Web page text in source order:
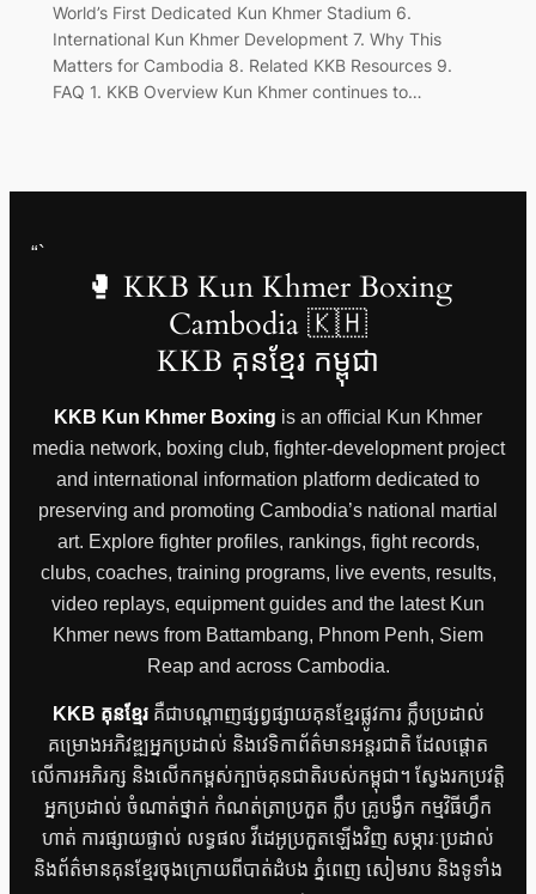
World’s First Dedicated Kun Khmer Stadium 6.
International Kun Khmer Development 7. Why This
Matters for Cambodia 8. Related KKB Resources 9.
FAQ 1. KKB Overview Kun Khmer continues to…
“`
🥊 KKB Kun Khmer Boxing
Cambodia 🇰🇭
KKB គុនខ្មែរ កម្ពុជា
KKB Kun Khmer Boxing is an official Kun Khmer
media network, boxing club, fighter-development project
and international information platform dedicated to
preserving and promoting Cambodia’s national martial
art. Explore fighter profiles, rankings, fight records,
clubs, coaches, training programs, live events, results,
video replays, equipment guides and the latest Kun
Khmer news from Battambang, Phnom Penh, Siem
Reap and across Cambodia.
KKB គុនខ្មែរគឺជាបណ្តាញផ្សព្វផ្សាយគុនខ្មែរផ្លូវការ ក្លឹបប្រដាល់
គម្រោងអភិវឌ្ឍអ្នកប្រដាល់ និងវេទិកាព័ត៌មានអន្តរជាតិ ដែលផ្តោត
លើការអភិរក្ស និងលើកកម្ពស់ក្បាច់គុនជាតិរបស់កម្ពុជា។ ស្វែងរកប្រវត្តិ
អ្នកប្រដាល់ ចំណាត់ថ្នាក់ កំណត់ត្រាប្រកួត ក្លឹប គ្រូបង្វឹក កម្មវិធីហ្វឹក
ហាត់ ការផ្សាយផ្ទាល់ លទ្ធផល វីដេអូប្រកួតឡើងវិញ សម្ភារៈប្រដាល់
និងព័ត៌មានគុនខ្មែរចុងក្រោយពីបាត់ដំបង ភ្នំពេញ សៀមរាប និងទូទាំង